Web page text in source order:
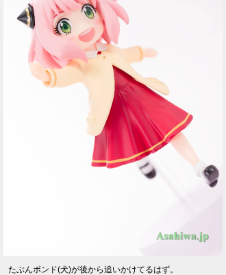
たぶんボンド(犬)が後から追いかけてるはず。